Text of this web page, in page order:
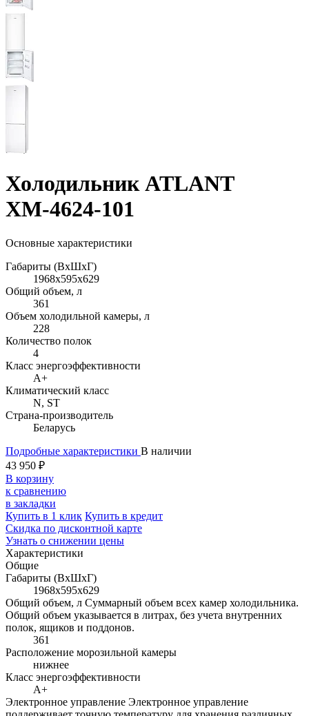
Холодильник ATLANT
ХМ-4624-101
Основные характеристики
Габариты (ВхШхГ)
1968x595x629
Общий объем, л
361
Объем холодильной камеры, л
228
Количество полок
4
Класс энергоэффективности
A+
Климатический класс
N, ST
Страна-производитель
Беларусь
Подробные характеристики В наличии
43 950 ₽
В корзину
к сравнению
в закладки
Купить в 1 клик Купить в кредит
Скидка по дисконтной карте
Узнать о снижении цены
Характеристики
Общие
Габариты (ВхШхГ)
1968x595x629
Общий объем, л Суммарный объем всех камер холодильника.
Общий объем указывается в литрах, без учета внутренних
полок, ящиков и поддонов.
361
Расположение морозильной камеры
нижнее
Класс энергоэффективности
A+
Электронное управление Электронное управление